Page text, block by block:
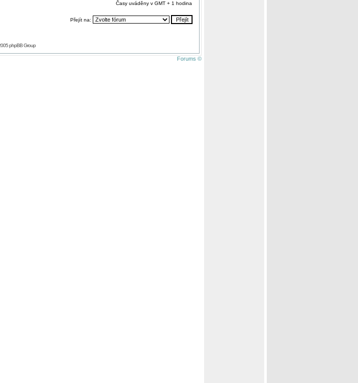
Časy uváděny v GMT + 1 hodina
Přejít na:
phpBB Group
Forums ©